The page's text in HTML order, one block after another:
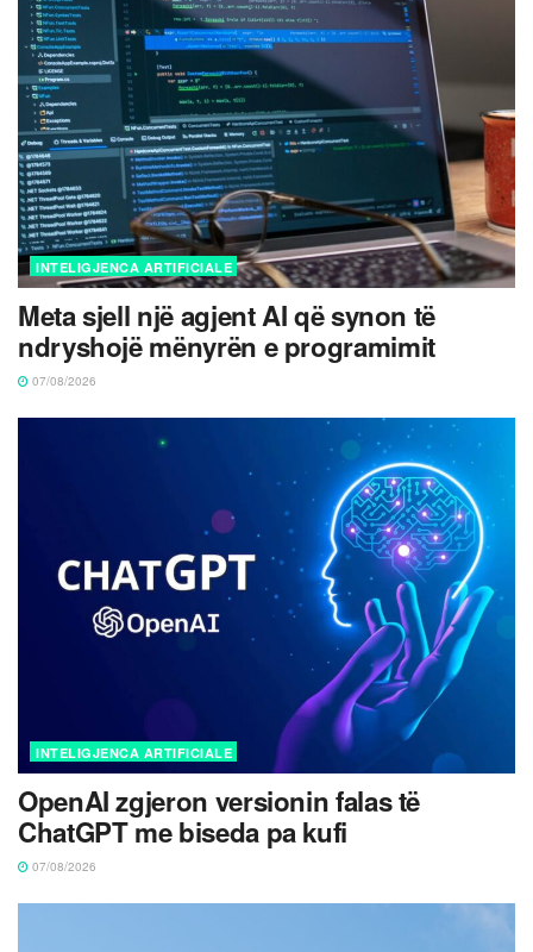
INTELIGJENCA ARTIFICIALE
Meta sjell një agjent AI që synon të
ndryshojë mënyrën e programimit
07/08/2026
INTELIGJENCA ARTIFICIALE
OpenAI zgjeron versionin falas të
ChatGPT me biseda pa kufi
07/08/2026